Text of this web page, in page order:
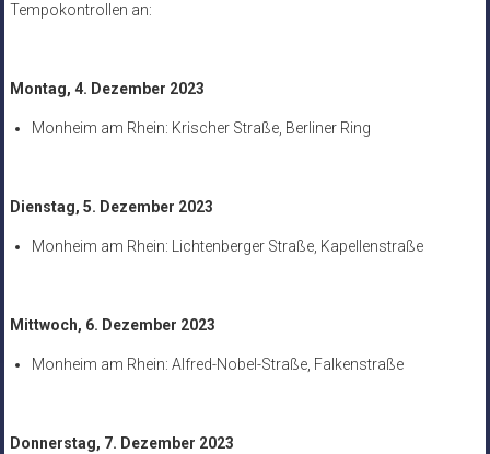
Tempokontrollen an:
Montag, 4. Dezember 2023
Monheim am Rhein: Krischer Straße, Berliner Ring
Dienstag, 5. Dezember 2023
Monheim am Rhein: Lichtenberger Straße, Kapellenstraße
Mittwoch, 6. Dezember 2023
Monheim am Rhein: Alfred-Nobel-Straße, Falkenstraße
Donnerstag, 7. Dezember 2023